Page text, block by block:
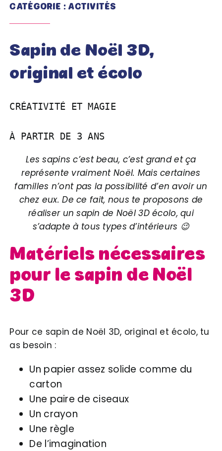
CATÉGORIE : ACTIVITÉS
Sapin de Noël 3D,
original et écolo
CRÉATIVITÉ ET MAGIE
À PARTIR DE 3 ANS
Les sapins c’est beau, c’est grand et ça
représente vraiment Noël. Mais certaines
familles n’ont pas la possibilité d’en avoir un
chez eux. De ce fait, nous te proposons de
réaliser un sapin de Noël 3D écolo, qui
s’adapte à tous types d’intérieurs 😉
Matériels nécessaires
pour le sapin de Noël
3D
Pour ce sapin de Noël 3D, original et écolo, tu
as besoin :
Un papier assez solide comme du
carton
Une paire de ciseaux
Un crayon
Une règle
De l’imagination